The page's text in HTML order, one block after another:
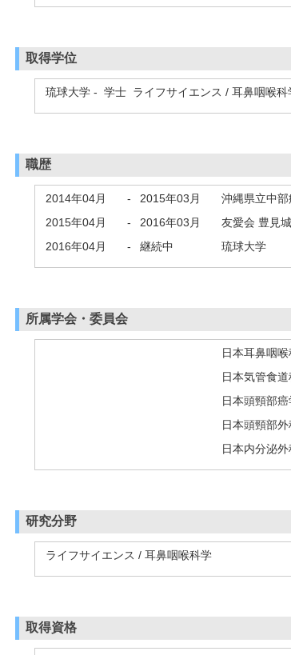
取得学位
琉球大学 - 学士 ライフサイエンス / 耳鼻咽喉科
職歴
2014年04月 - 2015年03月
沖縄県立中部
2015年04月
- 2016年03月
友愛会 豊見
2016年04月
- 継続中 琉球大学
所属学会・委員会
日本耳鼻咽
日本気管食
日本頭頸部癌
日本頭頸部
日本内分泌
研究分野
ライフサイエンス / 耳鼻咽喉科学
取得資格